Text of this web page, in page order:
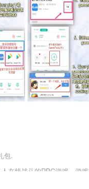
包.
在线战斗的RPG游戏，游